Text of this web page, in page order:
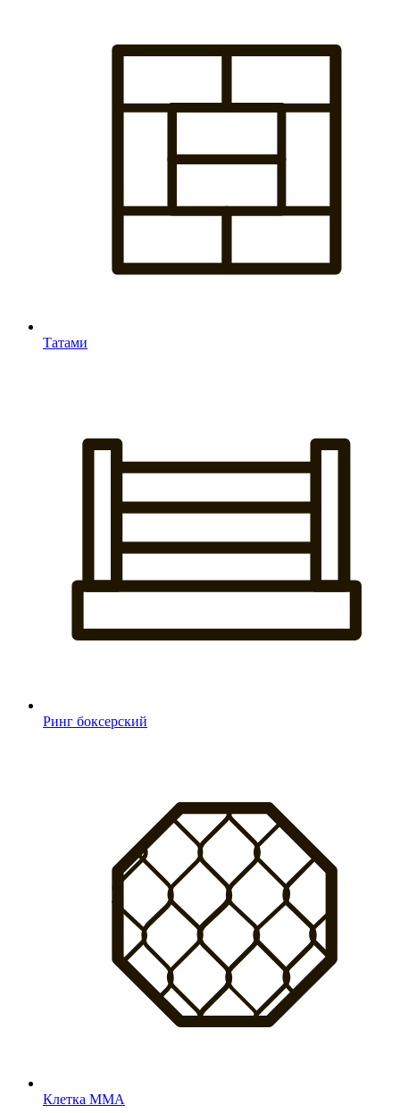
Татами
Ринг боксерский
Клетка MMA